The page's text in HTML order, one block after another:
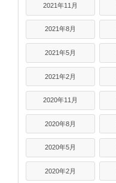
2021年11月
2021年8月
2021年5月
2021年2月
2020年11月
2020年8月
2020年5月
2020年2月